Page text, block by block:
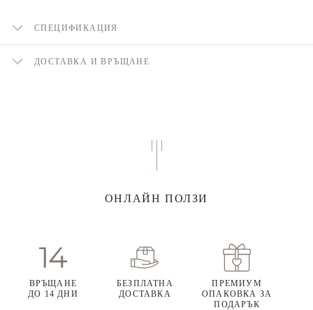
СПЕЦИФИКАЦИЯ
ДОСТАВКА И ВРЪЩАНЕ
ОНЛАЙН ПОЛЗИ
ВРЪЩАНЕ
ДО 14 ДНИ
БЕЗПЛАТНА
ДОСТАВКА
ПРЕМИУМ
ОПАКОВКА ЗА
ПОДАРЪК